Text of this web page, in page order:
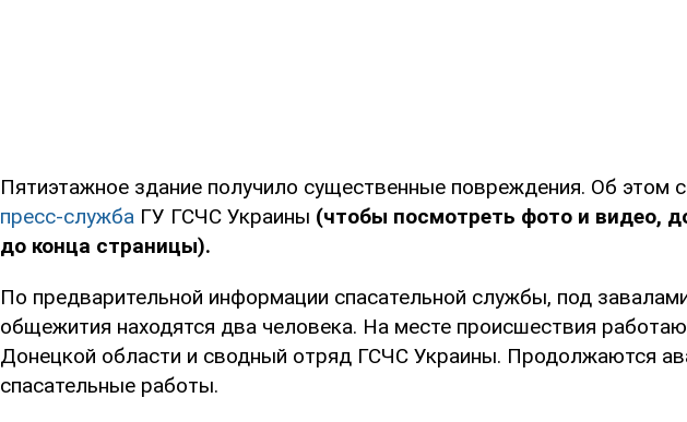
Пятиэтажное здание получило существенные повреждения. Об этом
пресс-служба ГУ ГСЧС Украины (чтобы посмотреть фото и видео,
до конца страницы).
По предварительной информации спасательной службы, под
общежития находятся два человека. На месте происшествия
Донецкой области и сводный отряд ГСЧС Украины. Продолжаются
спасательные работы.